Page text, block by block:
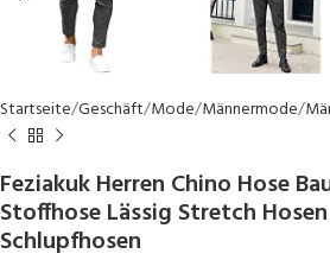
Startseite Geschäft Mode Männermode
Feziakuk Herren Chino Hose
Stoffhose Lässig Stretch
Schlupfhosen